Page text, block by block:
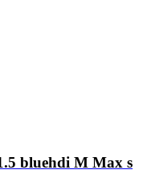
bluehdi M Max s